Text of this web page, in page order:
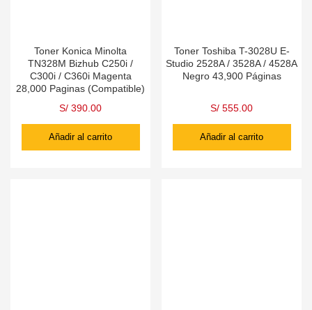
Toner Konica Minolta
TN328M Bizhub C250i /
C300i / C360i Magenta
28,000 Paginas (Compatible)
S/ 390.00
Añadir al carrito
Toner Toshiba T-3028U E-
Studio 2528A / 3528A / 4528A
Negro 43,900 Páginas
S/ 555.00
Añadir al carrito